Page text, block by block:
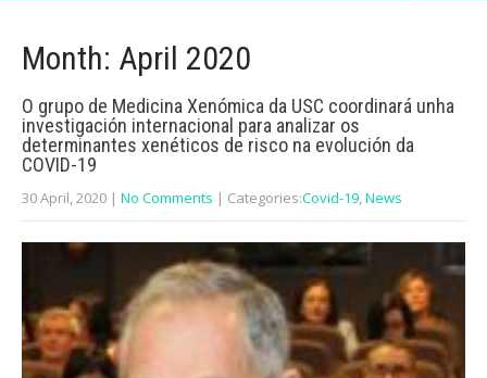
Month: April 2020
O grupo de Medicina Xenómica da USC coordinará unha
investigación internacional para analizar os
determinantes xenéticos de risco na evolución da
COVID-19
30 April, 2020 | No Comments | Categories:Covid-19,News